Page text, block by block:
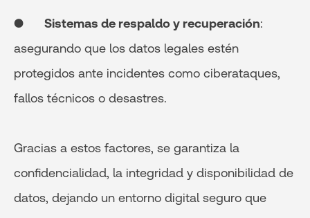
● Sistemas de respaldo y recuperación:
asegurando que los datos legales estén
protegidos ante incidentes como ciberataques,
fallos técnicos o desastres.
Gracias a estos factores, se garantiza la
confidencialidad, la integridad y disponibilidad de
datos, dejando un entorno digital seguro que